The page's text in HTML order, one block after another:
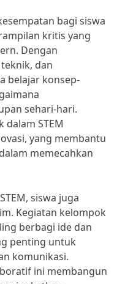
bagi siswa
kritis yang
Dengan
dan
belajar konsep-
sehari-hari.
dalam STEM
yang membantu
memecahkan
siswa juga
Kegiatan kelompok
berbagi ide dan
penting untuk
komunikasi.
ini membangun